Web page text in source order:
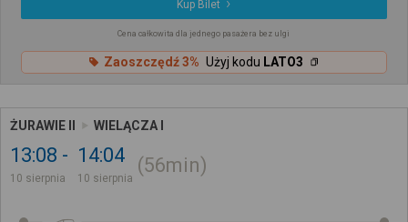
Kup Bilet
Cena całkowita dla jednego pasażera bez ulgi
Zaoszczędź 3% Użyj kodu LATO3
ŻURAWIE II WIELĄCZA I
13:08
10 sierpnia
14:04
10 sierpnia
56min